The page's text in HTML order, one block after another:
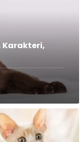
Karakteri,